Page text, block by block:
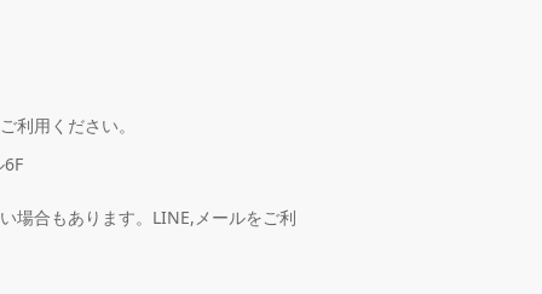
利用ください。
場合もあります。LINE,メールをご利